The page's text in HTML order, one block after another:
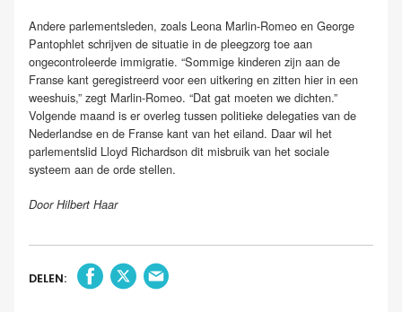
Andere parlementsleden, zoals Leona Marlin-Romeo en George
Pantophlet schrijven de situatie in de pleegzorg toe aan
ongecontroleerde immigratie. “Sommige kinderen zijn aan de
Franse kant geregistreerd voor een uitkering en zitten hier in een
weeshuis,” zegt Marlin-Romeo. “Dat gat moeten we dichten.”
Volgende maand is er overleg tussen politieke delegaties van de
Nederlandse en de Franse kant van het eiland. Daar wil het
parlementslid Lloyd Richardson dit misbruik van het sociale
systeem aan de orde stellen.
Door Hilbert Haar
DELEN: